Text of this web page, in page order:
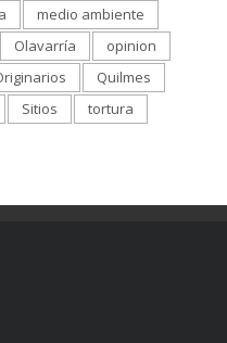
medio ambiente
Olavarría
opinion
Quilmes
Sitios
tortura